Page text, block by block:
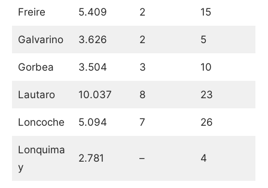
Freire 5.409 2 15
Galvarino 3.626 2 5
Gorbea 3.504 3 10
Lautaro 10.037 8 23
Loncoche 5.094 7 26
Lonquima
y
2.781 – 4